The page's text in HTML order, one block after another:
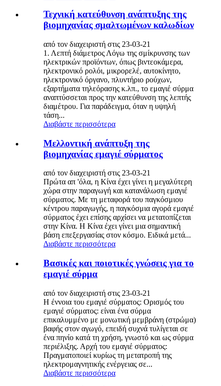
Τεχνική κατεύθυνση ανάπτυξης της
βιομηχανίας σμαλτωμένων καλωδίων
από τον διαχειριστή στις 23-03-21
1. Λεπτή διάμετρος Λόγω της σμίκρυνσης των
ηλεκτρικών προϊόντων, όπως βιντεοκάμερα,
ηλεκτρονικό ρολόι, μικρορελέ, αυτοκίνητο,
ηλεκτρονικό όργανο, πλυντήριο ρούχων,
εξαρτήματα τηλεόρασης κ.λπ., το εμαγιέ σύρμα
αναπτύσσεται προς την κατεύθυνση της λεπτής
διαμέτρου. Για παράδειγμα, όταν η υψηλή
τάση...
Διαβάστε περισσότερα
Μελλοντική ανάπτυξη της
βιομηχανίας εμαγιέ σύρματος
από τον διαχειριστή στις 23-03-21
Πρώτα απ 'όλα, η Κίνα έχει γίνει η μεγαλύτερη
χώρα στην παραγωγή και κατανάλωση εμαγιέ
σύρματος. Με τη μεταφορά του παγκόσμιου
κέντρου παραγωγής, η παγκόσμια αγορά εμαγιέ
σύρματος έχει επίσης αρχίσει να μετατοπίζεται
στην Κίνα. Η Κίνα έχει γίνει μια σημαντική
βάση επεξεργασίας στον κόσμο. Ειδικά μετά...
Διαβάστε περισσότερα
Βασικές και ποιοτικές γνώσεις για το
εμαγιέ σύρμα
από τον διαχειριστή στις 23-03-21
Η έννοια του εμαγιέ σύρματος: Ορισμός του
εμαγιέ σύρματος: είναι ένα σύρμα
επικαλυμμένο με μονωτική μεμβράνη (στρώμα)
βαφής στον αγωγό, επειδή συχνά τυλίγεται σε
ένα πηνίο κατά τη χρήση, γνωστό και ως σύρμα
περιέλιξης. Αρχή του εμαγιέ σύρματος:
Πραγματοποιεί κυρίως τη μετατροπή της
ηλεκτρομαγνητικής ενέργειας σε...
Διαβάστε περισσότερα